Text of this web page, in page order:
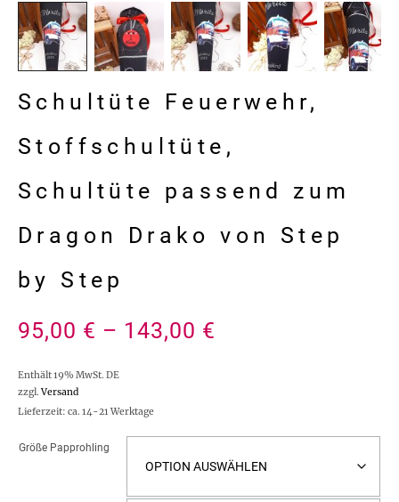
Schultüte Feuerwehr,
Stoffschultüte,
Schultüte passend zum
Dragon Drako von Step
by Step
95,00 € – 143,00 €
Enthält 19% MwSt. DE
zzgl.Versand
Lieferzeit: ca. 14-21 Werktage
Größe Papprohling